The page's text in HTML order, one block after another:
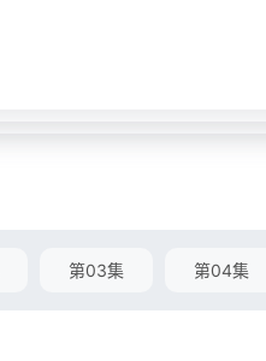
第03集 第04集